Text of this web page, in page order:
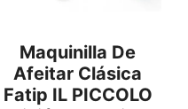
Maquinilla De
Afeitar Clásica
Fatip IL PICCOLO